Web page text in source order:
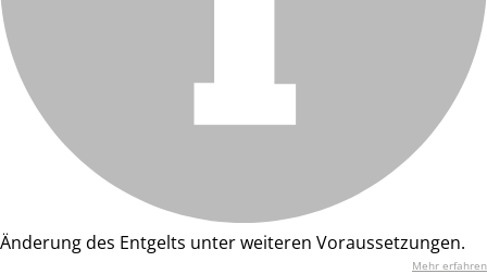
Änderung des Entgelts unter weiteren Voraussetzungen.
Mehr erfahren